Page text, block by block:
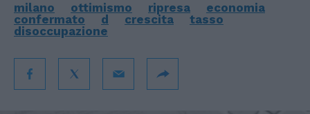
milano ottimismo ripresa
economia
confermato
d crescita
tasso
disoccupazione